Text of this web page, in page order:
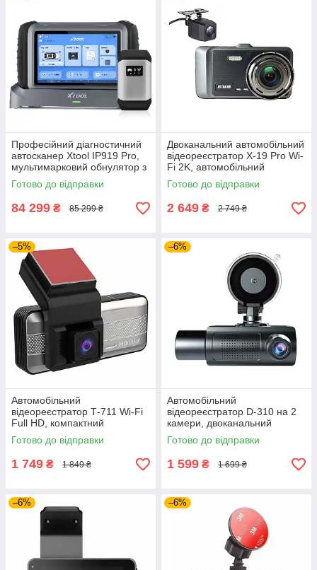
Професійний діагностичний
автосканер Xtool IP919 Pro,
мультимарковий обнулятор з
підтримкою ECU Coding та
IMMO
Готово до відправки
84 299 ₴ 85 299 ₴
Двоканальний автомобільний
відеореєстратор X-19 Pro Wi-
Fi 2K, автомобільний
реєстратор високої чіткості на
2 камери
Готово до відправки
2 649 ₴ 2 749 ₴
–5%
Автомобільний
відеореєстратор Т-711 Wi-Fi
Full HD, компактний
двокамерний автореєстратор
із керуванням через
Готово до відправки
1 749 ₴ 1 849 ₴
–6%
Автомобільний
відеореєстратор D-310 на 2
камери, двоканальний
автомобільний реєстратор з
Wi-Fi Full HD
Готово до відправки
1 599 ₴ 1 699 ₴
–6% –6%